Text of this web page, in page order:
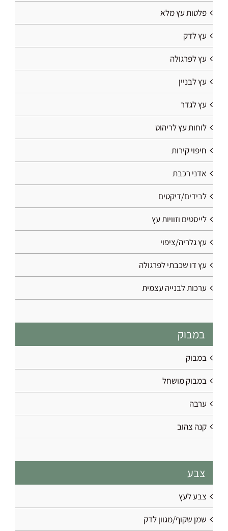
פלטות עץ מלא
עץ לדק
עץ לפרגולה
עץ לבניין
עץ לגדר
לוחות עץ לריהוט
חיפוי קירות
אדני רכבת
לבידים/דיקטים
לייסטים וזוויות עץ
עץ גלריה/ציפוי
עץ דו שכבתי לפרגולה
ערכות לבנייה עצמית
במבוק
במבוק
במבוק מושחל
ערבה
קנה צהוב
צבע
צבע לעץ
שמן שקוף/מגוון לדק